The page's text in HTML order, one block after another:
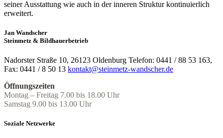
seiner Ausstattung wie auch in der inneren Struktur kontinuierlich
erweitert.
Jan Wandscher
Steinmetz & Bildhauerbetrieb
Nadorster Straße 10, 26123 Oldenburg Telefon: 0441 / 88 53 163,
Fax: 0441 / 8 50 13 kontakt@steinmetz-wandscher.de
Öffnungszeiten
Montag – Freitag 7.00 bis 18.00 Uhr
Samstag 9.00 bis 13.00 Uhr
Soziale Netzwerke